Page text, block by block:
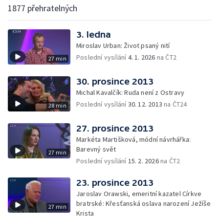
1877 přehratelných
27 min
3. ledna
Miroslav Urban: Život psaný nití
Poslední vysílání4. 1. 2026 na ČT2
28 min
30. prosince 2013
Michal Kavalčík: Ruda není z Ostravy
Poslední vysílání30. 12. 2013 na ČT24
27 min
27. prosince 2013
Markéta Martišková, módní návrhářka:
Barevný svět
Poslední vysílání15. 2. 2026na ČT2
27 min
23. prosince 2013
Jaroslav Orawski, emeritní kazatel Církve
bratrské: Křesťanská oslava narození Ježíše
Krista